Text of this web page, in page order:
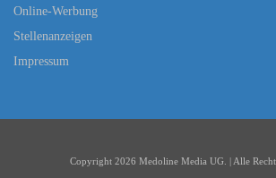
Online-Werbung
Stellenanzeigen
Impressum
Copyright 2026 Medoline Media UG. | Alle